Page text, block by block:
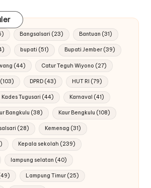
Bangsalsari (23) Bantuan (31)
bupati (51) Bupati Jember(39)
(44) Catur Teguh Wiyono (27)
(103) DPRD(43) HUT RI (79)
Kades Tugusari (44) Karnaval (41)
Bangkulu (38) Kaur Bengkulu (108)
(28) Kemenag (31)
Kepala sekolah (239)
lampung selatan (40)
Lampung Timur(25)